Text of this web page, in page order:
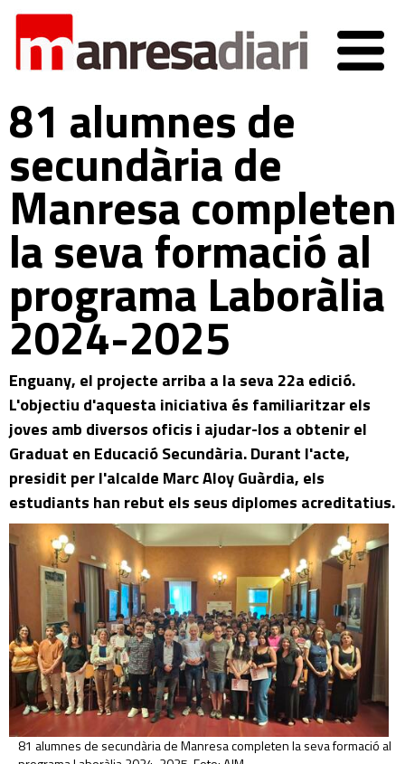
81 alumnes de
secundària de
Manresa completen
la seva formació al
programa Laboràlia
2024-2025
Enguany, el projecte arriba a la seva 22a edició.
L'objectiu d'aquesta iniciativa és familiaritzar els
joves amb diversos oficis i ajudar-los a obtenir el
Graduat en Educació Secundària. Durant l'acte,
presidit per l'alcalde Marc Aloy Guàrdia, els
estudiants han rebut els seus diplomes acreditatius.
81 alumnes de secundària de Manresa completen la seva formació al